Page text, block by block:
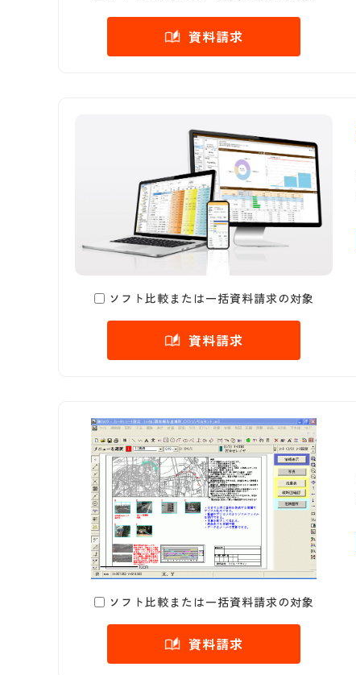
資料請求
ソフト比較または一括資料請求の対象
資料請求
ソフト比較または一括資料請求の対象
資料請求